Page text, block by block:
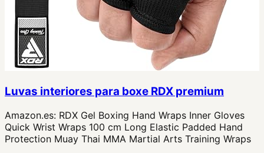
Luvas interiores para boxe RDX premium
Amazon.es: RDX Gel Boxing Hand Wraps Inner Gloves
Quick Wrist Wraps 100 cm Long Elastic Padded Hand
Protection Muay Thai MMA Martial Arts Training Wraps